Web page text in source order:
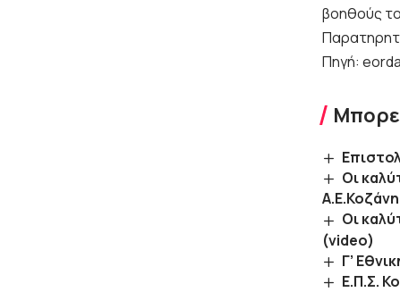
βοηθούς
Πηγή:
Οι
Οι
(video)
Γ’
Ε.Π.Σ.